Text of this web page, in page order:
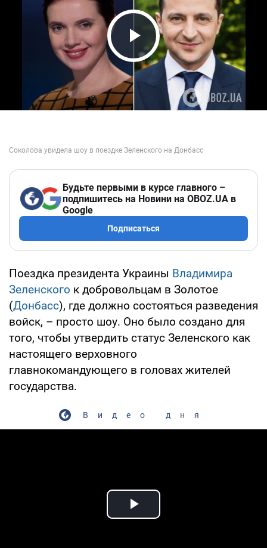
Play Video
Будьте первыми в курсе главного –
подпишитесь на Новини на OBOZ.UA в
Google
Подписаться
Поездка президента Украины Владимира
Зеленского к добровольцам в Золотое
(Донбасс), где должно состояться разведения
войск, – просто шоу. Оно было создано для
того, чтобы утвердить статус Зеленского как
настоящего верховного
главнокомандующего в головах жителей
государства.
Видео дня
Play Video